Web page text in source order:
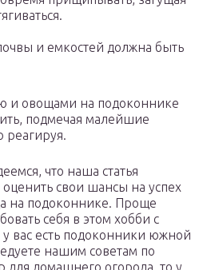
и емкостей должна быть
и овощами на подоконнике
подмечая малейшие
реагируя.
что наша статья
свои шансы на успех
на подоконнике. Проще
себя в этом хобби с
вас есть подоконники южной
нашим советам по
для домашнего огорода, то у